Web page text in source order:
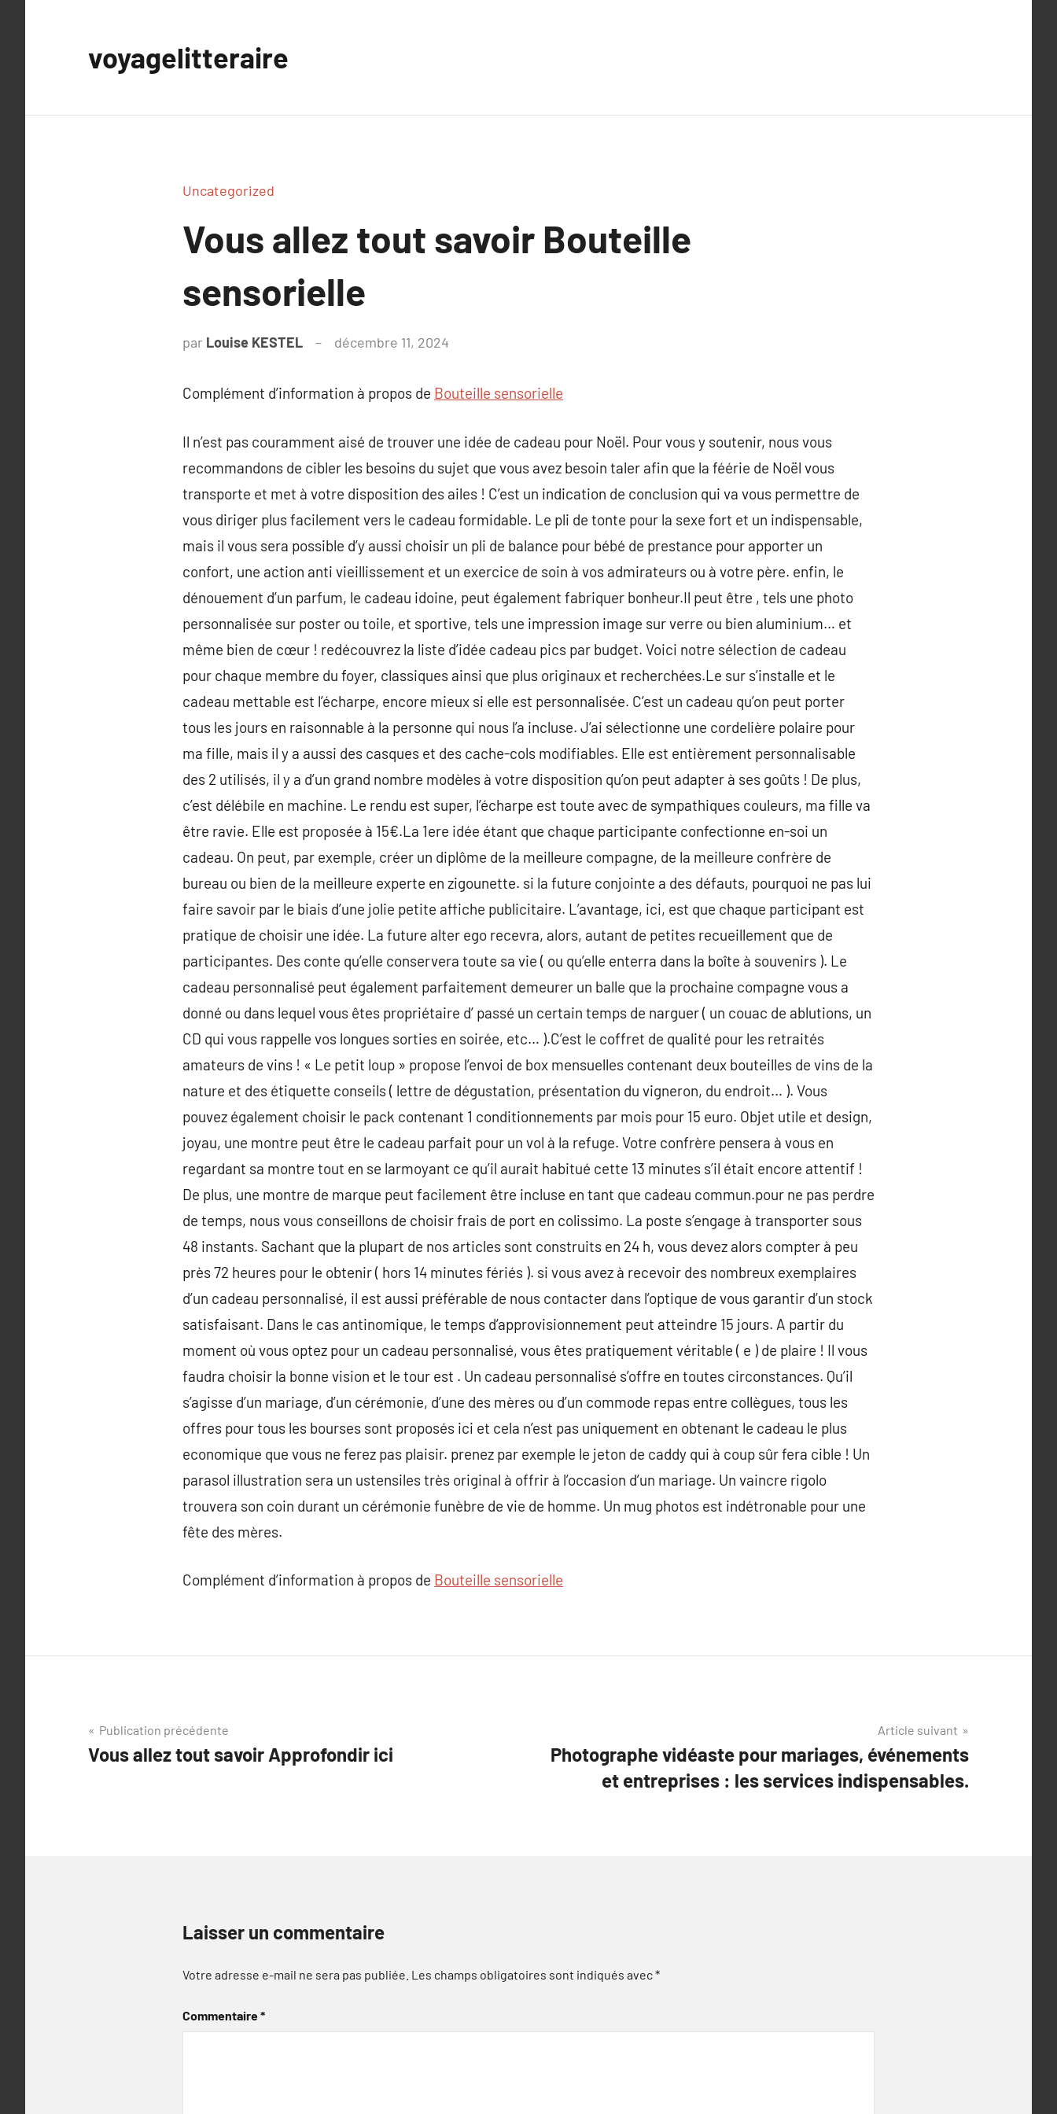
voyagelitteraire
Uncategorized
Vous allez tout savoir Bouteille
sensorielle
par Louise KESTEL décembre 11, 2024
Complément d’information à propos de Bouteille sensorielle
Il n’est pas couramment aisé de trouver une idée de cadeau pour Noël. Pour vous y soutenir, nous vous
recommandons de cibler les besoins du sujet que vous avez besoin taler afin que la féérie de Noël vous
transporte et met à votre disposition des ailes ! C’est un indication de conclusion qui va vous permettre de
vous diriger plus facilement vers le cadeau formidable. Le pli de tonte pour la sexe fort et un indispensable,
mais il vous sera possible d’y aussi choisir un pli de balance pour bébé de prestance pour apporter un
confort, une action anti vieillissement et un exercice de soin à vos admirateurs ou à votre père. enfin, le
dénouement d’un parfum, le cadeau idoine, peut également fabriquer bonheur.Il peut être , tels une photo
personnalisée sur poster ou toile, et sportive, tels une impression image sur verre ou bien aluminium… et
même bien de cœur ! redécouvrez la liste d’idée cadeau pics par budget. Voici notre sélection de cadeau
pour chaque membre du foyer, classiques ainsi que plus originaux et recherchées.Le sur s’installe et le
cadeau mettable est l’écharpe, encore mieux si elle est personnalisée. C’est un cadeau qu’on peut porter
tous les jours en raisonnable à la personne qui nous l’a incluse. J’ai sélectionne une cordelière polaire pour
ma fille, mais il y a aussi des casques et des cache-cols modifiables. Elle est entièrement personnalisable
des 2 utilisés, il y a d’un grand nombre modèles à votre disposition qu’on peut adapter à ses goûts ! De plus,
c’est délébile en machine. Le rendu est super, l’écharpe est toute avec de sympathiques couleurs, ma fille va
être ravie. Elle est proposée à 15€.La 1ere idée étant que chaque participante confectionne en-soi un
cadeau. On peut, par exemple, créer un diplôme de la meilleure compagne, de la meilleure confrère de
bureau ou bien de la meilleure experte en zigounette. si la future conjointe a des défauts, pourquoi ne pas lui
faire savoir par le biais d’une jolie petite affiche publicitaire. L’avantage, ici, est que chaque participant est
pratique de choisir une idée. La future alter ego recevra, alors, autant de petites recueillement que de
participantes. Des conte qu’elle conservera toute sa vie ( ou qu’elle enterra dans la boîte à souvenirs ). Le
cadeau personnalisé peut également parfaitement demeurer un balle que la prochaine compagne vous a
donné ou dans lequel vous êtes propriétaire d’ passé un certain temps de narguer ( un couac de ablutions, un
CD qui vous rappelle vos longues sorties en soirée, etc… ).C’est le coffret de qualité pour les retraités
amateurs de vins ! « Le petit loup » propose l’envoi de box mensuelles contenant deux bouteilles de vins de la
nature et des étiquette conseils ( lettre de dégustation, présentation du vigneron, du endroit… ). Vous
pouvez également choisir le pack contenant 1 conditionnements par mois pour 15 euro. Objet utile et design,
joyau, une montre peut être le cadeau parfait pour un vol à la refuge. Votre confrère pensera à vous en
regardant sa montre tout en se larmoyant ce qu’il aurait habitué cette 13 minutes s’il était encore attentif !
De plus, une montre de marque peut facilement être incluse en tant que cadeau commun.pour ne pas perdre
de temps, nous vous conseillons de choisir frais de port en colissimo. La poste s’engage à transporter sous
48 instants. Sachant que la plupart de nos articles sont construits en 24 h, vous devez alors compter à peu
près 72 heures pour le obtenir ( hors 14 minutes fériés ). si vous avez à recevoir des nombreux exemplaires
d’un cadeau personnalisé, il est aussi préférable de nous contacter dans l’optique de vous garantir d’un stock
satisfaisant. Dans le cas antinomique, le temps d’approvisionnement peut atteindre 15 jours. A partir du
moment où vous optez pour un cadeau personnalisé, vous êtes pratiquement véritable ( e ) de plaire ! Il vous
faudra choisir la bonne vision et le tour est . Un cadeau personnalisé s’offre en toutes circonstances. Qu’il
s’agisse d’un mariage, d’un cérémonie, d’une des mères ou d’un commode repas entre collègues, tous les
offres pour tous les bourses sont proposés ici et cela n’est pas uniquement en obtenant le cadeau le plus
economique que vous ne ferez pas plaisir. prenez par exemple le jeton de caddy qui à coup sûr fera cible ! Un
parasol illustration sera un ustensiles très original à offrir à l’occasion d’un mariage. Un vaincre rigolo
trouvera son coin durant un cérémonie funèbre de vie de homme. Un mug photos est indétronable pour une
fête des mères.
Complément d’information à propos de Bouteille sensorielle
Navigation
de
Publication précédente
Vous allez tout savoir Approfondir ici
Article suivant
Photographe vidéaste pour mariages, événements
et entreprises : les services indispensables.
Laisser un commentaire
Votre adresse e-mail ne sera pas publiée. Les champs obligatoires sont indiqués avec*
Commentaire*